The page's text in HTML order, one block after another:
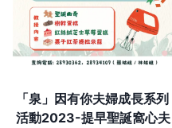
「泉」因有你夫婦成長系列
活動2023-提早聖誕窩心夫